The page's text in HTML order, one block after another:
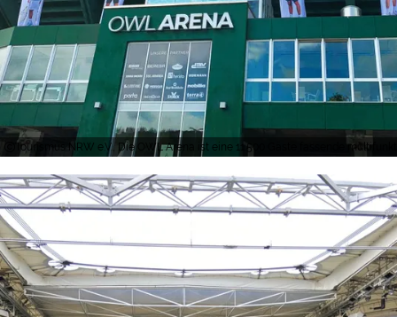
Tourismus NRW e.V., Die OWL Arena ist eine 11.500 Gäste fassende